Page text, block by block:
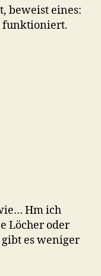
beweist eines:
funktioniert.
Hm ich
Löcher oder
es weniger